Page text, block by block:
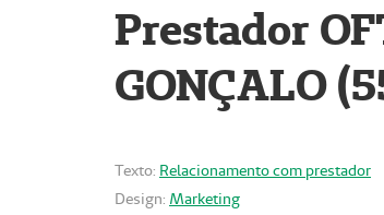
Prestador
GONÇALO
Texto: Relacionamento com prestador
Design: Marketing